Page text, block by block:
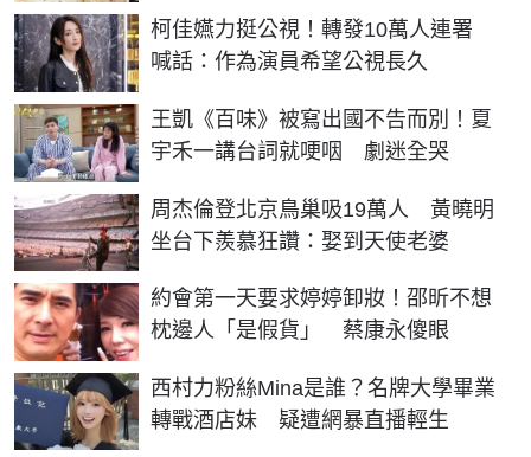
柯佳嬿力挺公視！轉發10萬人連署
喊話：作為演員希望公視長久
王凱《百味》被寫出國不告而別！夏
宇禾一講台詞就哽咽 劇迷全哭
周杰倫登北京鳥巢吸19萬人 黃曉明
坐台下羨慕狂讚：娶到天使老婆
約會第一天要求婷婷卸妝！邵昕不想
枕邊人「是假貨」 蔡康永傻眼
西村力粉絲Mina是誰？名牌大學畢業
轉戰酒店妹 疑遭網暴直播輕生